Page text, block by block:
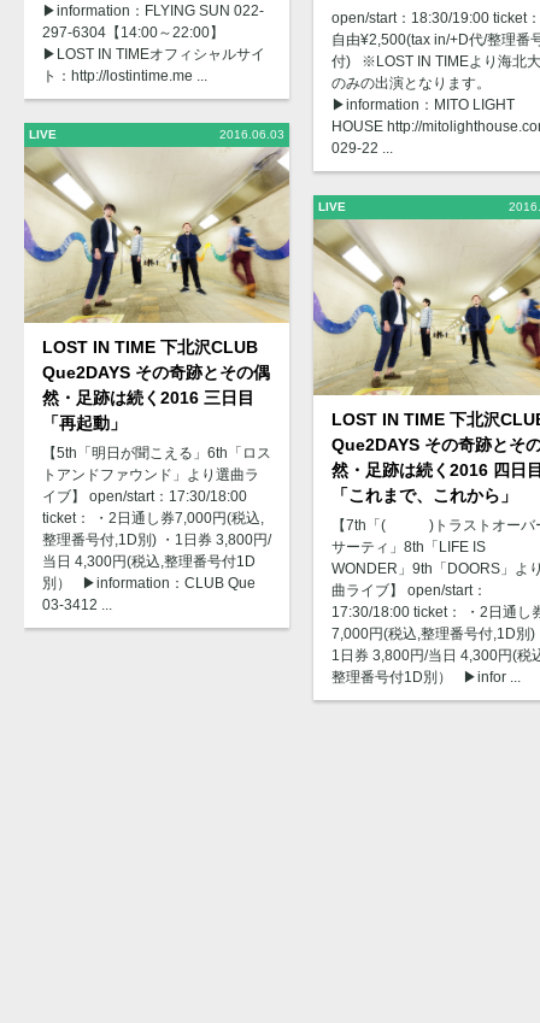
▶︎information：FLYING SUN 022-
297-6304【14:00～22:00】
▶︎LOST IN TIMEオフィシャルサイ
ト：http://lostintime.me ...
LIVE 2016.06.03
LOST IN TIME 下北沢CLUB
Que2DAYS その奇跡とその偶
然・足跡は続く2016 三日目
「再起動」
【5th「明日が聞こえる」6th「ロス
トアンドファウンド」より選曲ラ
イブ】 open/start：17:30/18:00
ticket： ・2日通し券7,000円(税込,
整理番号付,1D別) ・1日券 3,800円/
当日 4,300円(税込,整理番号付1D
別） ▶︎information：CLUB Que
03-3412 ...
open/start：18:30/19:00 ticket
自由¥2,500(tax in/+D代/整理番
付) ※LOST IN TIMEより海北
のみの出演となります。
▶︎information：MITO LIGHT
HOUSE http://
029-22 ...
LIVE
LOST IN TIME 下北沢
Que2DAYS その奇跡とそ
然・足跡は続く2016 四日
「これまで、これから」
【7th「( )トラストオーバ
サーティ」8th「LIFE IS
WONDER」9th「DOORS」よ
曲ライブ】 open/start：
17:30/18:00 ticket： ・2日通し
7,000円(税込,整理番号付,1D別)
1日券 3,800円/当日 4,300円(税
整理番号付1D別） ▶︎infor ...